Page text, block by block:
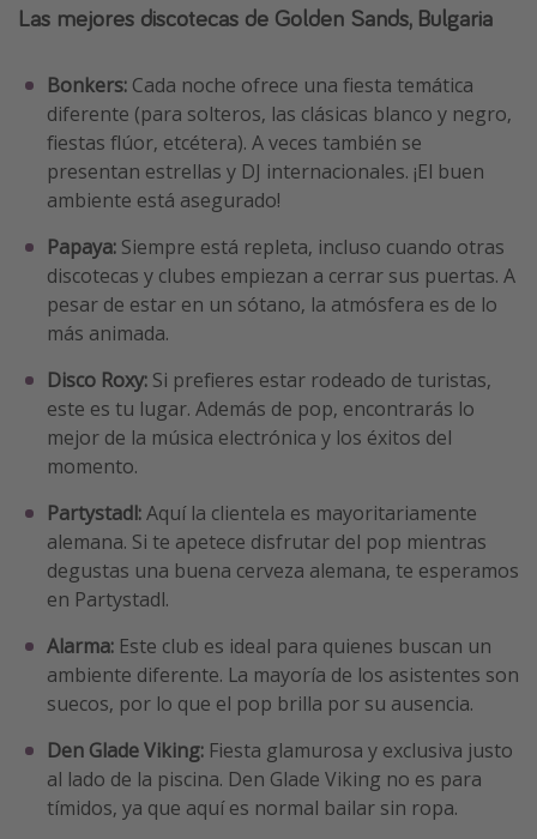
Las mejores discotecas de Golden Sands, Bulgaria
Bonkers: Cada noche ofrece una fiesta temática
diferente (para solteros, las clásicas blanco y negro,
fiestas flúor, etcétera). A veces también se
presentan estrellas y DJ internacionales. ¡El buen
ambiente está asegurado!
Papaya: Siempre está repleta, incluso cuando otras
discotecas y clubes empiezan a cerrar sus puertas. A
pesar de estar en un sótano, la atmósfera es de lo
más animada.
Disco Roxy: Si prefieres estar rodeado de turistas,
este es tu lugar. Además de pop, encontrarás lo
mejor de la música electrónica y los éxitos del
momento.
Partystadl:Aquí la clientela es mayoritariamente
alemana. Si te apetece disfrutar del pop mientras
degustas una buena cerveza alemana, te esperamos
en Partystadl.
Alarma: Este club es ideal para quienes buscan un
ambiente diferente. La mayoría de los asistentes son
suecos, por lo que el pop brilla por su ausencia.
Den Glade Viking: Fiesta glamurosa y exclusiva justo
al lado de la piscina. Den Glade Viking no es para
tímidos, ya que aquí es normal bailar sin ropa.